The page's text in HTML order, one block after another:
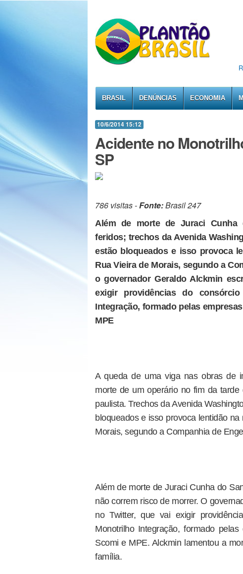
BRASIL DENÚNCIAS ECONOMIA
10/6/2014 15:12
Acidente no
SP
786 visitas -Fonte:Brasil 247
Além de morte de Juraci Cunha
feridos; trechos da Avenida
estão bloqueados e isso provoca
Rua Vieira de Morais, segundo a
o governador Geraldo Alckmin
exigir providências do
Integração, formado pelas
MPE
A queda de uma viga nas obras de
morte de um operário no fim da
paulista. Trechos da Avenida
bloqueados e isso provoca lentidão
Morais, segundo a Companhia de
Além de morte de Juraci Cunha do
não correm risco de morrer. O
no Twitter, que vai exigir
Monotrilho Integração, formado
Scomi e MPE. Alckmin lamentou a
família.